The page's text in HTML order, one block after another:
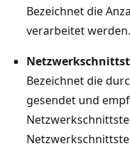
Bezeichnet die
verarbeitet werden.
Bezeichnet die
gesendet und